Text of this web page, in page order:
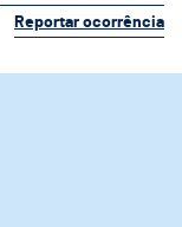
Reportar ocorrência